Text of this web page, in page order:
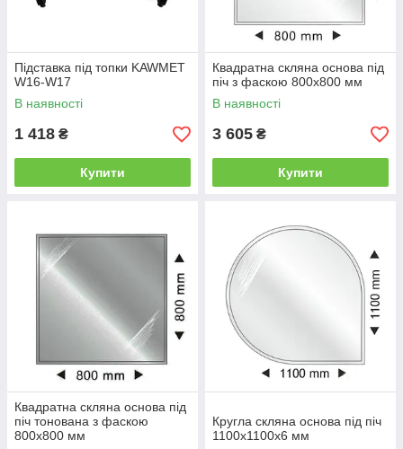
Підставка під топки KAWMET
W16-W17
В наявності
1 418 ₴
Купити
Квадратна скляна основа під
піч з фаскою 800x800 мм
В наявності
3 605 ₴
Купити
Квадратна скляна основа під
піч тонована з фаскою
800x800 мм
Кругла скляна основа під піч
1100x1100х6 мм